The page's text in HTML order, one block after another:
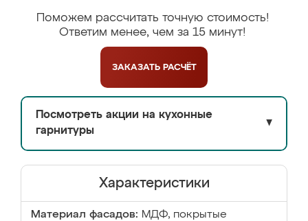
Поможем рассчитать точную стоимость!
Ответим менее, чем за 15 минут!
ЗАКАЗАТЬ РАСЧЁТ
Посмотреть акции на кухонные
гарнитуры
▼
Характеристики
Материал фасадов: МДФ, покрытые